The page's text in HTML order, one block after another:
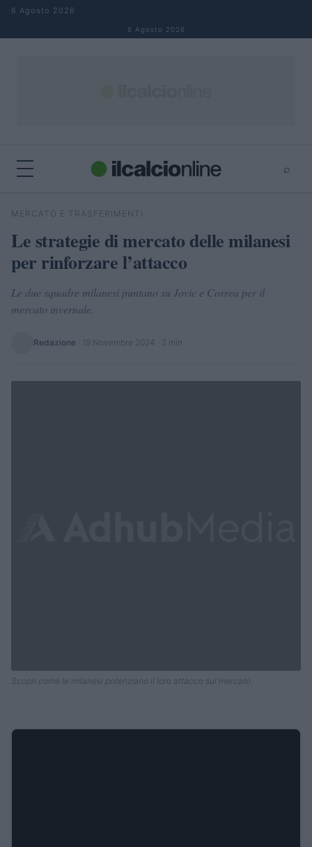
Salta al contenuto
6 Agosto 2026
6 Agosto 2026
⌕
Cerca
MERCATO E TRASFERIMENTI
Le strategie di mercato delle milanesi
per rinforzare l’attacco
Le due squadre milanesi puntano su Jovic e Correa per il
mercato invernale.
Redazione 19 Novembre 2024 · 2 min
Scopri come le milanesi potenziano il loro attacco sul mercato.